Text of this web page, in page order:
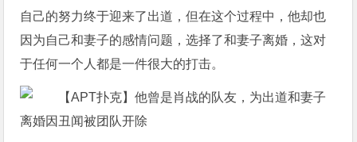
自己的努力终于迎来了出道，但在这个过程中，他却也
因为自己和妻子的感情问题，选择了和妻子离婚，这对
于任何一个人都是一件很大的打击。